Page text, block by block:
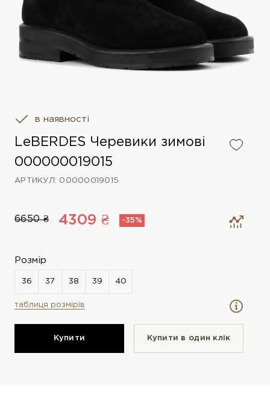
в наявності
LeBERDES Черевики зимові
000000019015
АРТИКУЛ: 00000019015
6650 ₴ 4309 ₴ -35%
Розмір
таблиця розмірів
Купити Купити в один клiк